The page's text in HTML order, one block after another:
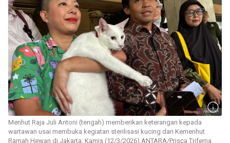
Menhut Raja Juli Antoni (tengah) memberikan keterangan kepada
wartawan usai membuka kegiatan sterilisasi kucing dan Kemenhut
Ramah Hewan di Jakarta, Kamis (12/3/2026) ANTARA/Prisca Triferna